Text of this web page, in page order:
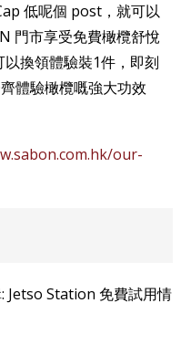
低呢個 post，就可以
門市享受免費橄欖舒悅
換領體驗裝1件，即刻
體驗橄欖嘅強大功效
our-
Jetso Station 免費試用情